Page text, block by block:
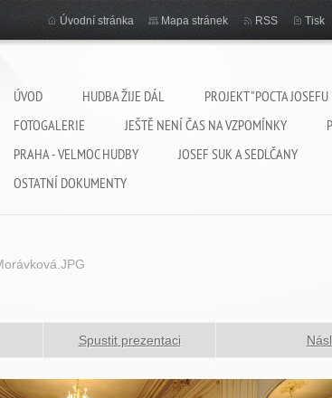
ÚVOD HUDBA ŽIJE DÁL
PROJEKT "POCTA
FOTOGALERIE
JEŠTĚ NENÍ ČAS NA VZPOMÍNKY
PRAHA - VELMOC HUDBY
JOSEF SUK A SEDLČANY
OSTATNÍ DOKUMENTY
Úvodní stránka Mapa stránek RSS Tisk
Spustit prezentaci